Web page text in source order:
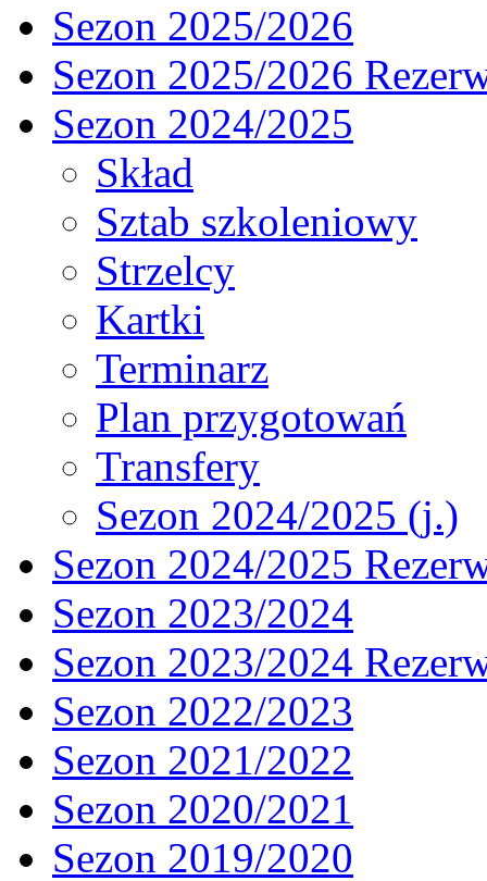
Sezon 2025/2026
Sezon 2025/2026
Sezon 2024/2025
Skład
Sztab szkoleniowy
Strzelcy
Kartki
Terminarz
Plan przygotowań
Transfery
Sezon 2024/2025 (j.)
Sezon 2024/2025
Sezon 2023/2024
Sezon 2023/2024
Sezon 2022/2023
Sezon 2021/2022
Sezon 2020/2021
Sezon 2019/2020